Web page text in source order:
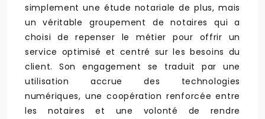
simplement une étude notariale de plus, mais
un véritable groupement de notaires qui a
choisi de repenser le métier pour offrir un
service optimisé et centré sur les besoins du
client. Son engagement se traduit par une
utilisation accrue des technologies
numériques, une coopération renforcée entre
les notaires et une volonté de rendre